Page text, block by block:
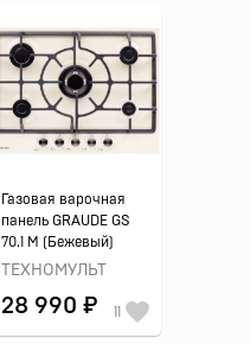
Газовая варочная
панель GRAUDE GS
70.1 M (Бежевый)
ТЕХНОМУЛЬТ
28 990 ₽ 11